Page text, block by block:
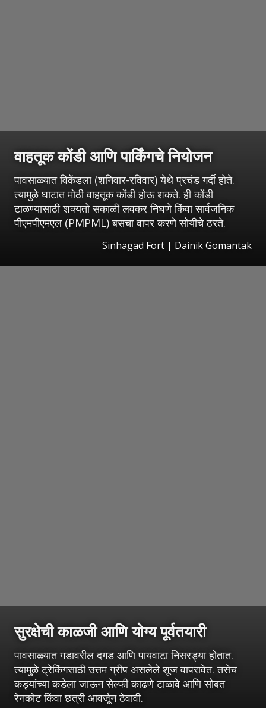
वाहतूक कोंडी आणि पार्किंगचे नियोजन
पावसाळ्यात विकेंडला (शनिवार-रविवार) येथे प्रचंड गर्दी होते.
त्यामुळे घाटात मोठी वाहतूक कोंडी होऊ शकते. ही कोंडी
टाळण्यासाठी शक्यतो सकाळी लवकर निघणे किंवा सार्वजनिक
पीएमपीएमएल (PMPML) बसचा वापर करणे सोयीचे ठरते.
Sinhagad Fort | Dainik Gomantak
सुरक्षेची काळजी आणि योग्य पूर्वतयारी
पावसाळ्यात गडावरील दगड आणि पायवाटा निसरड्या होतात.
त्यामुळे ट्रेकिंगसाठी उत्तम ग्रीप असलेले शूज वापरावेत. तसेच
कड्यांच्या कडेला जाऊन सेल्फी काढणे टाळावे आणि सोबत
रेनकोट किंवा छत्री आवर्जून ठेवावी.